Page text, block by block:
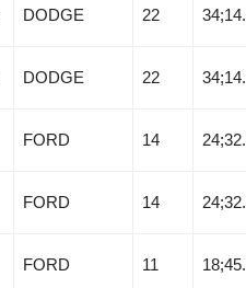
DODGE 22
DODGE 22
FORD 14
FORD 14
FORD 11